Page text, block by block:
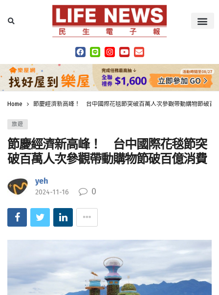
Home 節慶經濟新高峰！ 台中國際花毯節突破百萬人次參觀帶動購物節破百
旅遊
節慶經濟新高峰！ 台中國際花毯節突
破百萬人次參觀帶動購物節破百億消費
yeh
2024-11-16 0